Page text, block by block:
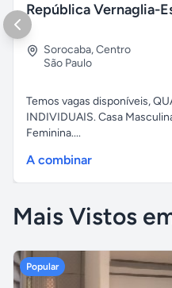
Sorocaba,Centro
São Paulo
Temos vagas disponíveis,
INDIVIDUAIS. Casa
Feminina....
A combinar
Mais Vistos
Popular